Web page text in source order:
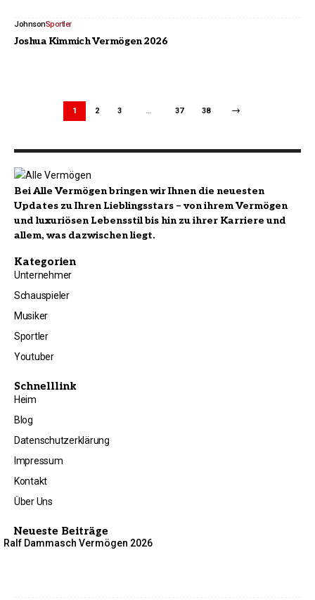
JohnsonSportler
Joshua Kimmich Vermögen 2026
1 2 3 … 37 38
Bei Alle Vermögen bringen wir Ihnen die neuesten
Updates zu Ihren Lieblingsstars – von ihrem Vermögen
und luxuriösen Lebensstil bis hin zu ihrer Karriere und
allem, was dazwischen liegt.
Kategorien
Unternehmer
Schauspieler
Musiker
Sportler
Youtuber
Schnelllink
Heim
Blog
Datenschutzerklärung
Impressum
Kontakt
Über Uns
Neueste Beiträge
Ralf Dammasch Vermögen 2026